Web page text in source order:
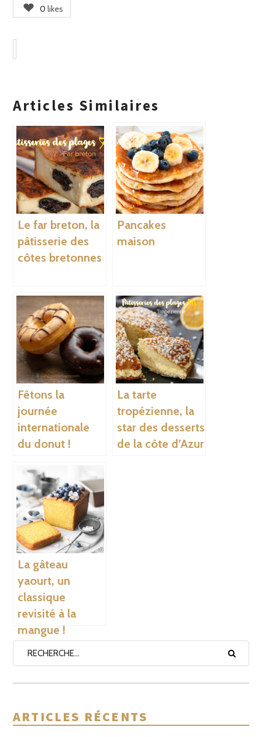
0 likes
Articles Similaires
Le far breton, la
pâtisserie des
côtes bretonnes
Pancakes
maison
Fêtons la
journée
internationale
du donut !
La tarte
tropézienne, la
star des desserts
de la côte d’Azur
La gâteau
yaourt, un
classique
revisité à la
mangue !
ARTICLES RÉCENTS